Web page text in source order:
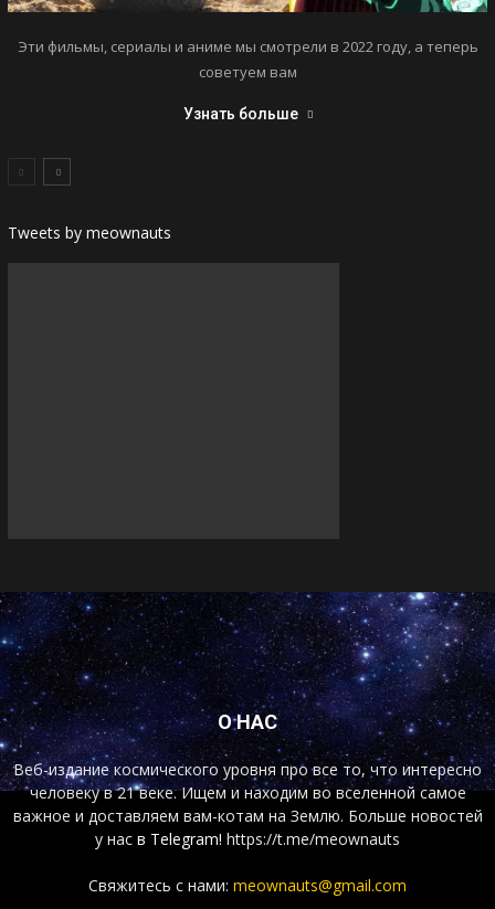
Эти фильмы, сериалы и аниме мы смотрели в 2022 году, а теперь
советуем вам
Узнать больше
Tweets by meownauts
О НАС
Веб-издание космического уровня про все то, что интересно
человеку в 21 веке. Ищем и находим во вселенной самое
важное и доставляем вам-котам на Землю. Больше новостей
у нас в Telegram! https://t.me/meownauts
Свяжитесь с нами: meownauts@gmail.com